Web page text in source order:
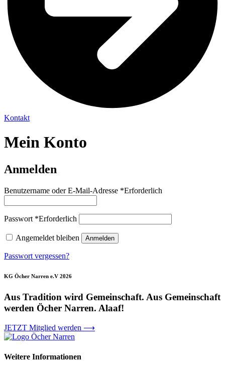
Kontakt
Mein Konto
Anmelden
Benutzername oder E-Mail-Adresse *Erforderlich
Passwort *Erforderlich
Angemeldet bleiben Anmelden
Passwort vergessen?
KG Öcher Narren e.V 2026
Aus Tradition wird Gemeinschaft. Aus Gemeinschaft
werden Öcher Narren. Alaaf!
JETZT Mitglied werden ⟶
Weitere Informationen